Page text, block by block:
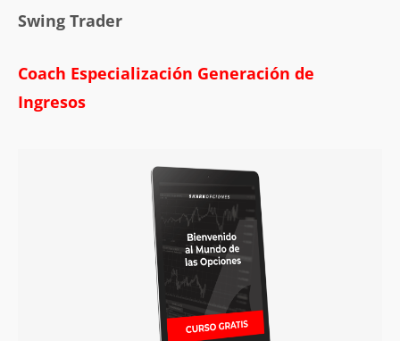
Swing Trader
Coach Especialización Generación de
Ingresos